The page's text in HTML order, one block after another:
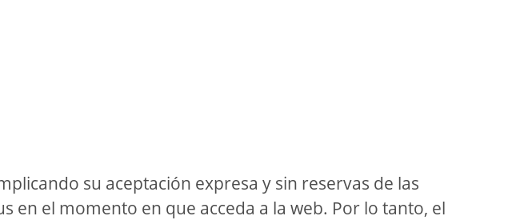
su aceptación expresa y sin reservas de las
en el momento en que acceda a la web. Por lo tanto, el